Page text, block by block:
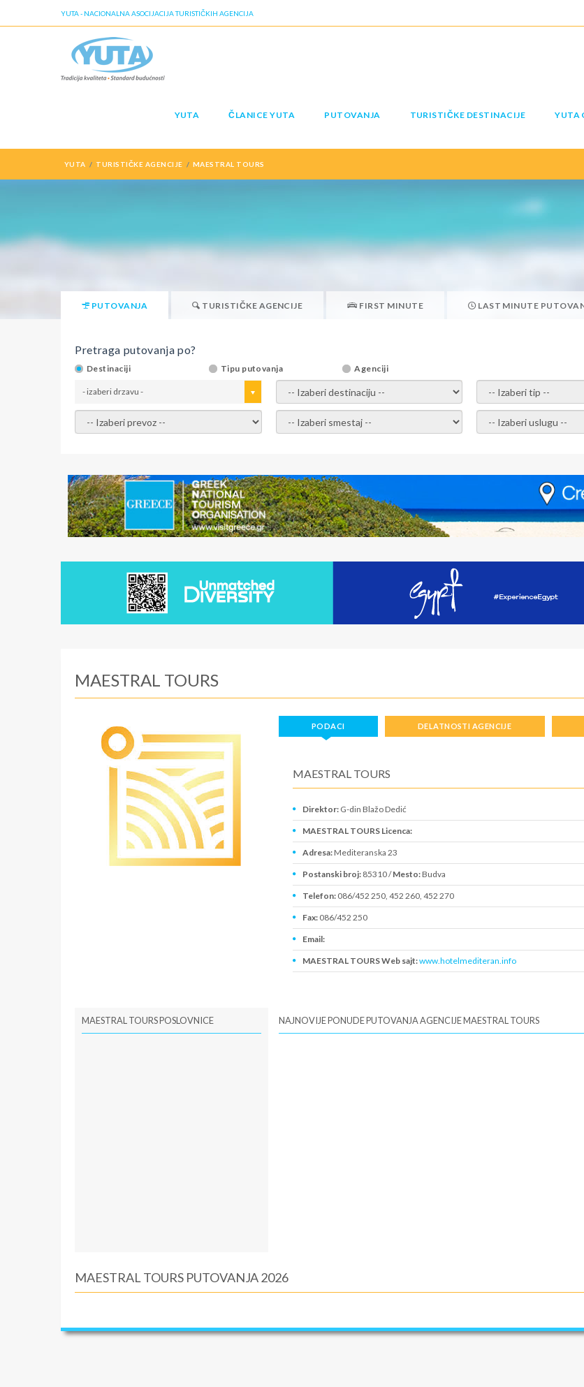
YUTA - NACIONALNA ASOCIJACIJA TURISTIČKIH AGENCIJA
YUTA ČLANICE YUTA PUTOVANJA TURISTIČKE DESTINACIJE YUTA
YUTA TURISTIČKE AGENCIJE MAESTRAL TOURS
PUTOVANJA TURISTIČKE AGENCIJE FIRST MINUTE LAST MINUTE
Pretraga putovanja po?
Destinaciji Tipu putovanja Agenciji
- izaberi drzavu - - izaberi destinaciju - - izaberi tip -
- izaberi prevoz - - Izaberite smestaj - - Izaberite uslugu -
MAESTRAL TOURS
PODACI DELATNOSTI AGENCIJE
MAESTRAL TOURS
Direktor:G-din Blažo Dedić
MAESTRAL TOURS Licenca:
Adresa:Mediteranska 23
Postanski broj:85310 /Mesto:Budva
Telefon:086/452 250, 452 260, 452 270
Fax:086/452 250
Email:
MAESTRAL TOURS Web sajt:www.hotelmediteran.info
MAESTRAL TOURS POSLOVNICE NAJNOVIJE PONUDE PUTOVANJA AGENCIJE MAESTRAL TOURS
MAESTRAL TOURS PUTOVANJA 2026